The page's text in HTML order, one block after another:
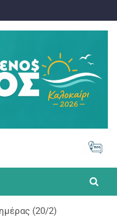
– Όλα για
(20/2)